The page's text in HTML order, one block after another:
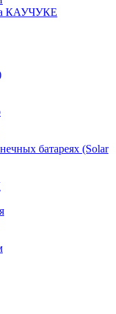
КАУЧУКЕ
батареях (Solar